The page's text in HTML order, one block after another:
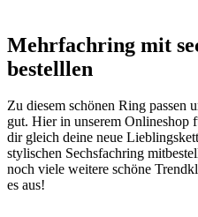
Mehrfachring mit
bestelllen
Zu diesem schönen Ring passen
gut. Hier in unserem Onlineshop
dir gleich deine neue
stylischen Sechsfachring
noch viele weitere schöne
es aus!